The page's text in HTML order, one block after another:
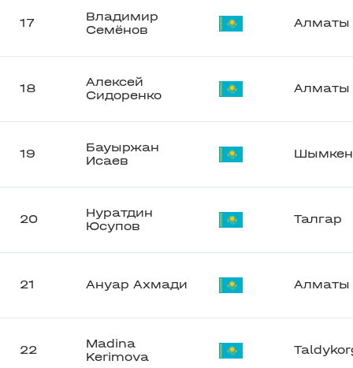
17
Владимир
Семёнов
Алматы
18
Алексей
Сидоренко
Алматы
19
Бауыржан
Исаев
20
Нуратдин
Юсупов
Талгар
21 Ануар Ахмади Алматы
22
Madina
Kerimova